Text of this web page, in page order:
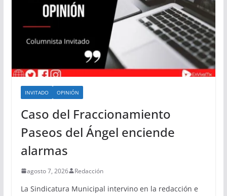
INVITADO OPINIÓN
Caso del Fraccionamiento
Paseos del Ángel enciende
alarmas
agosto 7, 2026 Redacción
La Sindicatura Municipal intervino en la redacción e